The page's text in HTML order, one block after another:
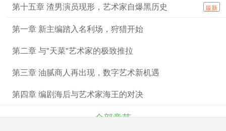
软饭的话剧演员——一一“收编”为素材。她游刃有余地执
她的伪装与伤痕，默默守护，却又因自身隐秘的过往不敢
靠近。 当剧本 deadline 逼近，为追求极致反转，郑彦心
不惜将最信任的陆修南“丑化”为终极反派，剧本因此大获
成功。然而，当陆修南看到这部以自己为原型的“渣男自
白书”，误会她一切接近皆为利用，心碎离去。 手握成
功，郑彦心却只感到一片虚无。她终于明白，自己早已
下的最后的作品，竟是一部坦诚自己所有不堪过往的“忏
第十五章 渣男演员现形，艺术家自爆黑历史 最新
第一章 新主编踏入名利场，狩猎开始
第二章 与"天菜"艺术家的极致推拉
第三章 油腻商人再出现，数字艺术新机遇
第四章 编剧海后与艺术家海王的对决
全部章节